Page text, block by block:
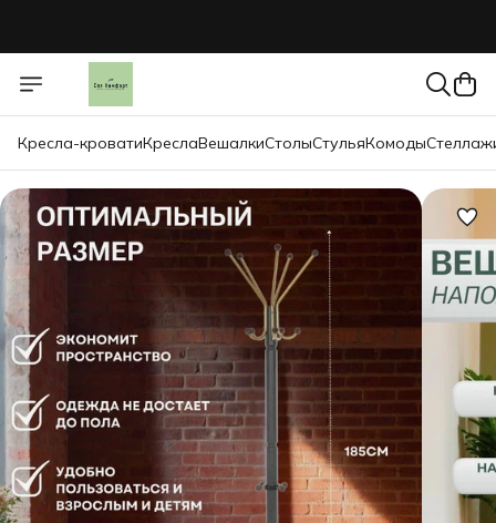
Кресла-кроватиКреслаВешалкиСтолыСтульяКомоды